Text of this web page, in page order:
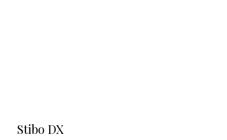
Stibo DX